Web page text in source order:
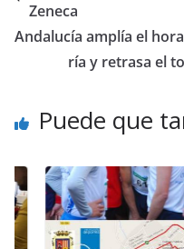
Zeneca
Andalucía amplía el
ría y retrasa el
Puede que